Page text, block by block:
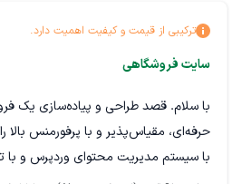
ترکیبی از قیمت و کیفیت اهمیت دارد.
سایت فروشگاهی
با سلام. قصد طراحی و پیاده‌سازی یک
حرفه‌ای، مقیاس‌پذیر و با پرفورمنس
با سیستم مدیریت محتوای وردپرس و با